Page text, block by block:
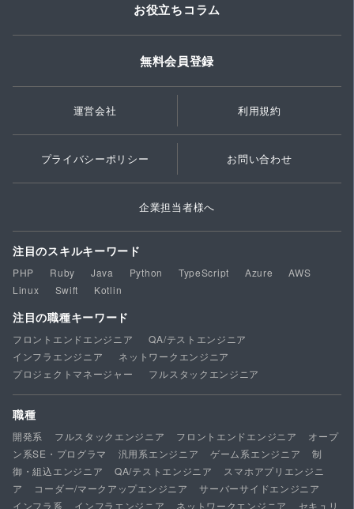
お役立ちコラム
無料会員登録
運営会社 利用規約
プライバシーポリシー お問い合わせ
企業担当者様へ
注目のスキルキーワード
PHP Ruby Java Python TypeScript Azure
AWS
Linux
Swift Kotlin
注目の職種キーワード
フロントエンドエンジニア
QA/テストエンジニア
インフラエンジニア
ネットワークエンジニア
プロジェクトマネージャー
フルスタックエンジニア
職種
開発系 フルスタックエンジニア フロントエンドエンジニア
オープ
ン系SE・プログラマ
汎用系エンジニア ゲーム系エンジニア
制
御・組込エンジニア
QA/テストエンジニア
スマホアプリエンジニ
ア
コーダー/マークアップエンジニア
サーバーサイドエンジニア
インフラ系
インフラエンジニア ネットワークエンジニア
セキュリ